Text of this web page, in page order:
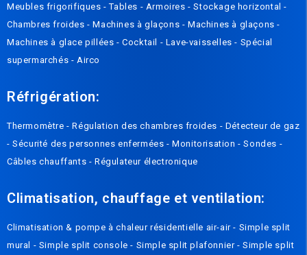
Meubles frigorifiques-Tables - Armoires-Stockage horizontal-
Chambres froides-Machines à glaçons -Machines à glaçons-
Machines à glace pillées-Cocktail - Lave-vaisselles- Spécial
supermarchés - Airco
Réfrigération:
Thermomètre-Régulation des chambres froides - Détecteur de gaz
-Sécurité des personnes enfermées-Monitorisation-Sondes -
Câbles chauffants -Régulateur électronique
Climatisation, chauffage et ventilation:
Climatisation & pompe à chaleur résidentielle air-air- Simple split
mural - Simple split console- Simple split plafonnier-Simple split